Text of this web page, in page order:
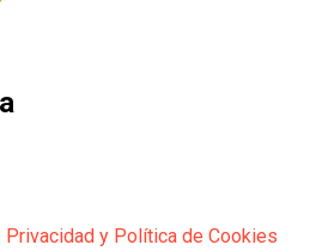
y Política de Cookies